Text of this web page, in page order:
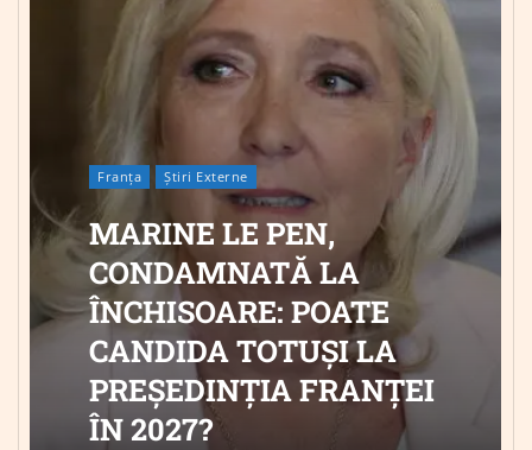
Franța Știri Externe
MARINE LE PEN,
CONDAMNATĂ LA
ÎNCHISOARE: POATE
CANDIDA TOTUȘI LA
PREȘEDINȚIA FRANȚEI
ÎN 2027?